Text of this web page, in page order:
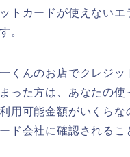
トカードが使えないエ
。
くんのお店でクレジッ
った方は、あなたの使
用可能金額がいくらな
ド会社に確認されるこ